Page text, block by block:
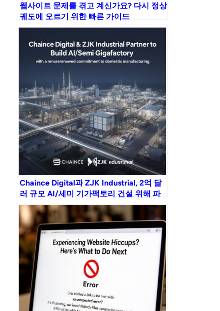
웹사이트 문제를 겪고 계신가요? 다시 정상
궤도에 오르기 위한 빠른 가이드
Chaince Digital과 ZJK Industrial, 2억 달
러 규모 AI/세미 기가팩토리 건설 위해 파
트너십 체결